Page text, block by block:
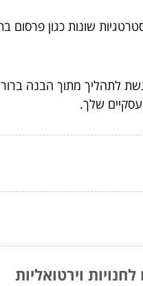
שונות כגון פרסום
לתהליך מתוך הבנה
שלך.
וירטואליות